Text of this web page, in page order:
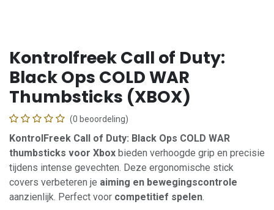
Kontrolfreek Call of Duty:
Black Ops COLD WAR
Thumbsticks (XBOX)
(0 beoordeling)
KontrolFreek Call of Duty: Black Ops COLD WAR
thumbsticks voor Xbox bieden verhoogde grip en precisie
tijdens intense gevechten. Deze ergonomische stick
covers verbeteren je aiming en bewegingscontrole
aanzienlijk. Perfect voor competitief spelen.